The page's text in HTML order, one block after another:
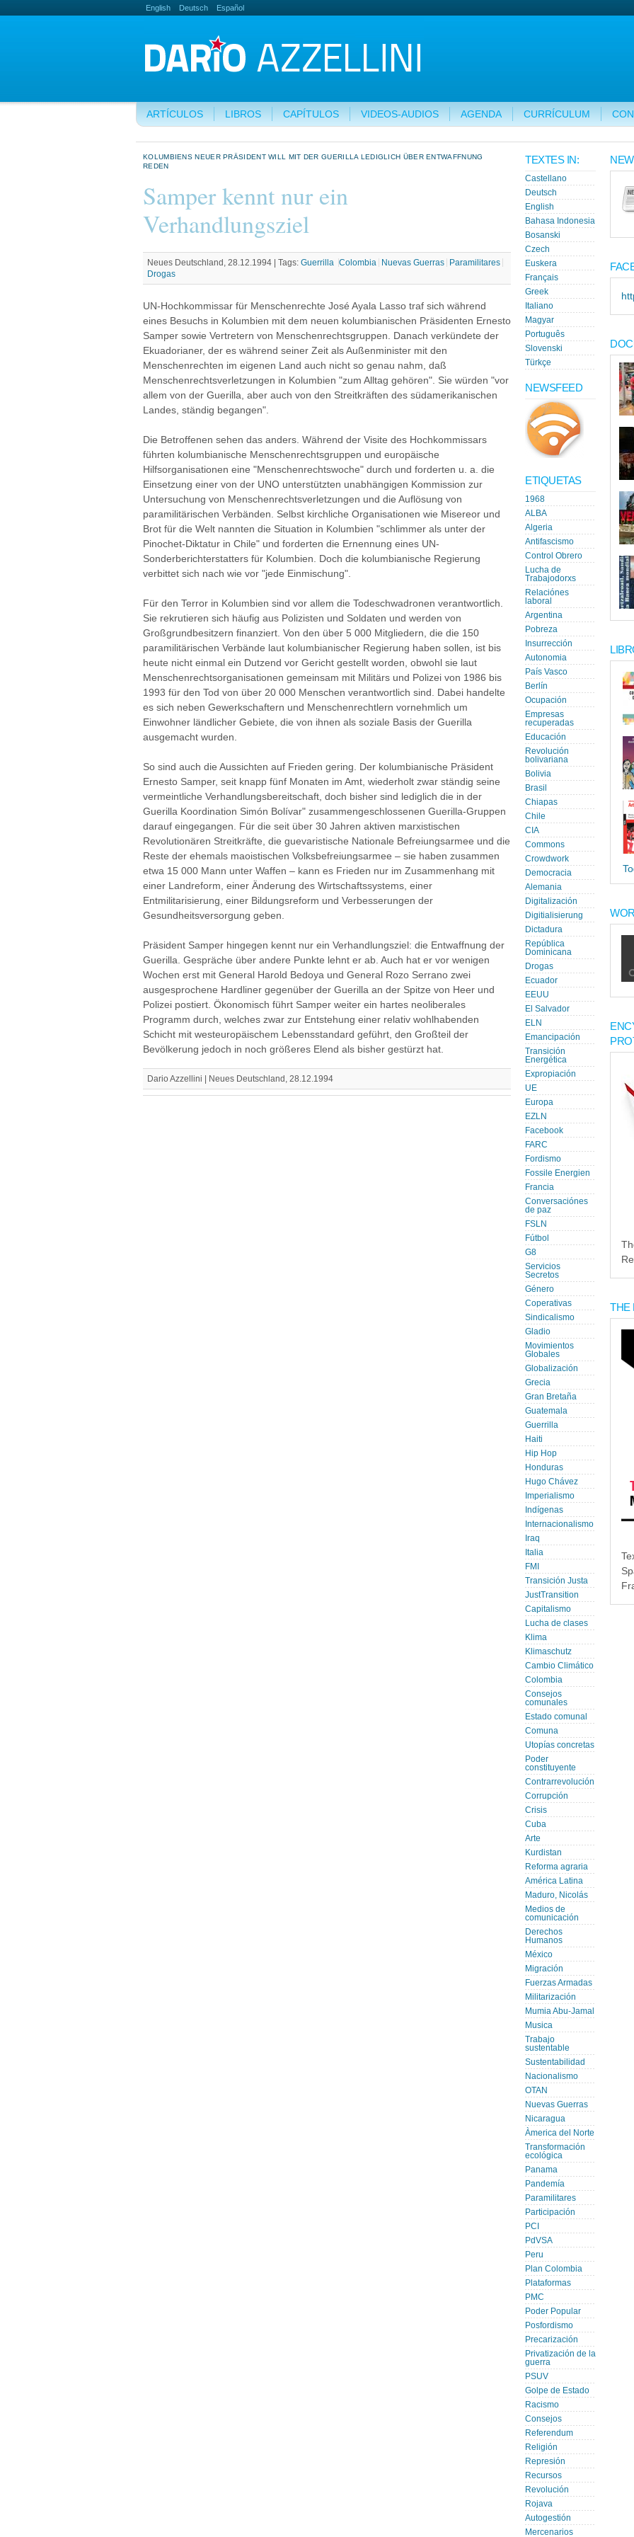
English Deutsch Español
ARTÍCULOS LIBROS CAPÍTULOS VIDEOS-AUDIOS AGENDA CURRÍCULUM
KOLUMBIENS NEUER PRÄSIDENT WILL MIT DER GUERILLA LEDIGLICH ÜBER ENTWAFFNUNG
REDEN
Samper kennt nur ein
Verhandlungsziel
Neues Deutschland, 28.12.1994 | Tags: Guerrilla Colombia Nuevas Guerras
Paramilitares
Drogas
UN-Hochkommissar für Menschenrechte José Ayala Lasso traf sich während
eines Besuchs in Kolumbien mit dem neuen kolumbianischen Präsidenten Ernesto
Samper sowie Vertretern von Menschenrechtsgruppen. Danach verkündete der
Ekuadorianer, der es während seiner Zeit als Außenminister mit den
Menschenrechten im eigenen Land auch nicht so genau nahm, daß
Menschenrechtsverletzungen in Kolumbien "zum Alltag gehören". Sie würden "vor
allem von der Guerilla, aber auch von den Streitkräften des südamerikanischen
Landes, ständig begangen".
Die Betroffenen sehen das anders. Während der Visite des Hochkommissars
führten kolumbianische Menschenrechtsgruppen und europäische
Hilfsorganisationen eine "Menschenrechtswoche" durch und forderten u. a. die
Einsetzung einer von der UNO unterstützten unabhängigen Kommission zur
Untersuchung von Menschenrechtsverletzungen und die Auflösung von
paramilitärischen Verbänden. Selbst kirchliche Organisationen wie Misereor und
Brot für die Welt nannten die Situation in Kolumbien "schlimmer als unter der
Pinochet-Diktatur in Chile" und forderten die Ernennung eines UN-
Sonderberichterstatters für Kolumbien. Doch die kolumbianische Regierung
verbittet sich nach wie vor "jede Einmischung".
Für den Terror in Kolumbien sind vor allem die Todeschwadronen verantwortlich.
Sie rekrutieren sich häufig aus Polizisten und Soldaten und werden von
Großgrundbesitzern finanziert. Von den über 5 000 Mitgliedern, die die 150
paramilitärischen Verbände laut kolumbianischer Regierung haben sollen, ist bis
heute nicht einmal ein Dutzend vor Gericht gestellt worden, obwohl sie laut
Menschenrechtsorganisationen gemeinsam mit Militärs und Polizei von 1986 bis
1993 für den Tod von über 20 000 Menschen verantwortlich sind. Dabei handelte
es sich neben Gewerkschaftern und Menschenrechtlern vornehmlich um
Einwohner ländlicher Gebiete, die von ihnen als soziale Basis der Guerilla
ausgemacht wurden.
So sind auch die Aussichten auf Frieden gering. Der kolumbianische Präsident
Ernesto Samper, seit knapp fünf Monaten im Amt, wiederholt zwar ständig seine
vermeintliche Verhandlungsbereitschaft, doch bisher sind lediglich die in der
Guerilla Koordination Simón Bolívar" zusammengeschlossenen Guerilla-Gruppen
darauf eingegangen. Für die seit über 30 Jahren aktiven marxistischen
Revolutionären Streitkräfte, die guevaristische Nationale Befreiungsarmee und die
Reste der ehemals maoistischen Volksbefreiungsarmee – sie haben zusammen
etwa 15 000 Mann unter Waffen – kann es Frieden nur im Zusammenhang mit
einer Landreform, einer Änderung des Wirtschaftssystems, einer
Entmilitarisierung, einer Bildungsreform und Verbesserungen der
Gesundheitsversorgung geben.
Präsident Samper hingegen kennt nur ein Verhandlungsziel: die Entwaffnung der
Guerilla. Gespräche über andere Punkte lehnt er ab. Auch hat er vor wenigen
Wochen erst mit General Harold Bedoya und General Rozo Serrano zwei
ausgesprochene Hardliner gegenüber der Guerilla an der Spitze von Heer und
Polizei postiert. Ökonomisch führt Samper weiter ein hartes neoliberales
Programm durch, welches zwar zur Entstehung einer relativ wohlhabenden
Schicht mit westeuropäischem Lebensstandard geführt, den Großteil der
Bevölkerung jedoch in noch größeres Elend als bisher gestürzt hat.
Dario Azzellini | Neues Deutschland, 28.12.1994
TEXTES IN:
Castellano
Deutsch
English
Bahasa Indonesia
Bosanski
Czech
Euskera
Français
Greek
Italiano
Magyar
Português
Slovenski
Türkçe
NEWSFEED
ETIQUETAS
1968
ALBA
Algeria
Antifascismo
Control Obrero
Lucha de
Trabajodorxs
Relaciónes
laboral
Argentina
Pobreza
Insurrección
Autonomia
País Vasco
Berlín
Ocupación
Empresas
recuperadas
Educación
Revolución
bolivariana
Bolivia
Brasil
Chiapas
Chile
CIA
Commons
Crowdwork
Democracia
Alemania
Digitalización
Digitialisierung
Dictadura
República
Dominicana
Drogas
Ecuador
EEUU
El Salvador
ELN
Emancipación
Transición
Energética
Expropiación
UE
Europa
EZLN
Facebook
FARC
Fordismo
Fossile Energien
Francia
Conversaciónes
de paz
FSLN
Fútbol
G8
Servicios
Secretos
Género
Coperativas
Sindicalismo
Gladio
Movimientos
Globales
Globalización
Grecia
Gran Bretaña
Guatemala
Guerrilla
Haiti
Hip Hop
Honduras
Hugo Chávez
Imperialismo
Indígenas
Internacionalismo
Iraq
Italia
FMI
Transición Justa
JustTransition
Capitalismo
Lucha de clases
Klima
Klimaschutz
Cambio Climático
Colombia
Consejos
comunales
Estado comunal
Comuna
Utopías concretas
Poder
constituyente
Contrarrevolución
Corrupción
Crisis
Cuba
Arte
Kurdistan
Reforma agraria
América Latina
Maduro, Nicolás
Medios de
comunicación
Derechos
Humanos
México
Migración
Fuerzas Armadas
Militarización
Mumia Abu-Jamal
Musica
Trabajo
sustentable
Sustentabilidad
Nacionalismo
OTAN
Nuevas Guerras
Nicaragua
Àmerica del Norte
Transformación
ecológica
Panama
Pandemía
Paramilitares
Participación
PCI
PdVSA
Peru
Plan Colombia
Plataformas
PMC
Poder Popular
Posfordismo
Precarización
Privatización de la
guerra
PSUV
Golpe de Estado
Racismo
Consejos
Referendum
Religión
Represión
Recursos
Revolución
Rojava
Autogestión
Mercenarios
THE